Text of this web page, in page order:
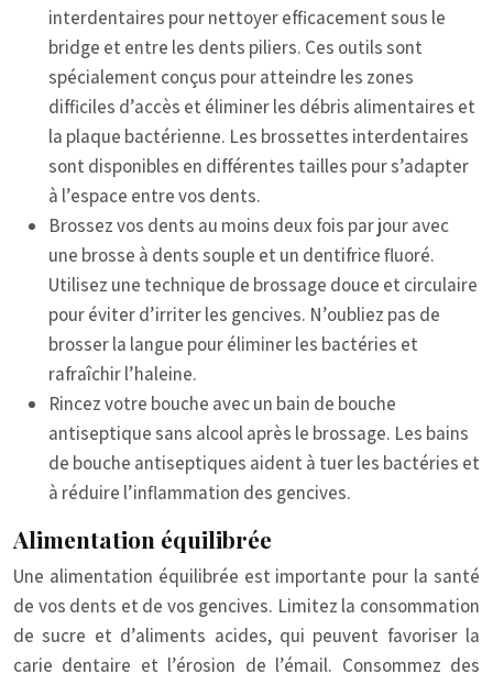
interdentaires pour nettoyer efficacement sous le
bridge et entre les dents piliers. Ces outils sont
spécialement conçus pour atteindre les zones
difficiles d’accès et éliminer les débris alimentaires et
la plaque bactérienne. Les brossettes interdentaires
sont disponibles en différentes tailles pour s’adapter
à l’espace entre vos dents.
Brossez vos dents au moins deux fois par jour avec
une brosse à dents souple et un dentifrice fluoré.
Utilisez une technique de brossage douce et circulaire
pour éviter d’irriter les gencives. N’oubliez pas de
brosser la langue pour éliminer les bactéries et
rafraîchir l’haleine.
Rincez votre bouche avec un bain de bouche
antiseptique sans alcool après le brossage. Les bains
de bouche antiseptiques aident à tuer les bactéries et
à réduire l’inflammation des gencives.
Alimentation équilibrée
Une alimentation équilibrée est importante pour la santé
de vos dents et de vos gencives. Limitez la consommation
de sucre et d’aliments acides, qui peuvent favoriser la
carie dentaire et l’érosion de l’émail. Consommez des